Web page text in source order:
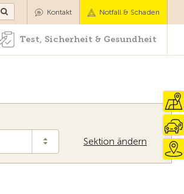
Test, Sicherheit & Gesundheit
Kontakt Notfall & Schaden
Test, Sicherheit & Gesundheit
Sektion ändern